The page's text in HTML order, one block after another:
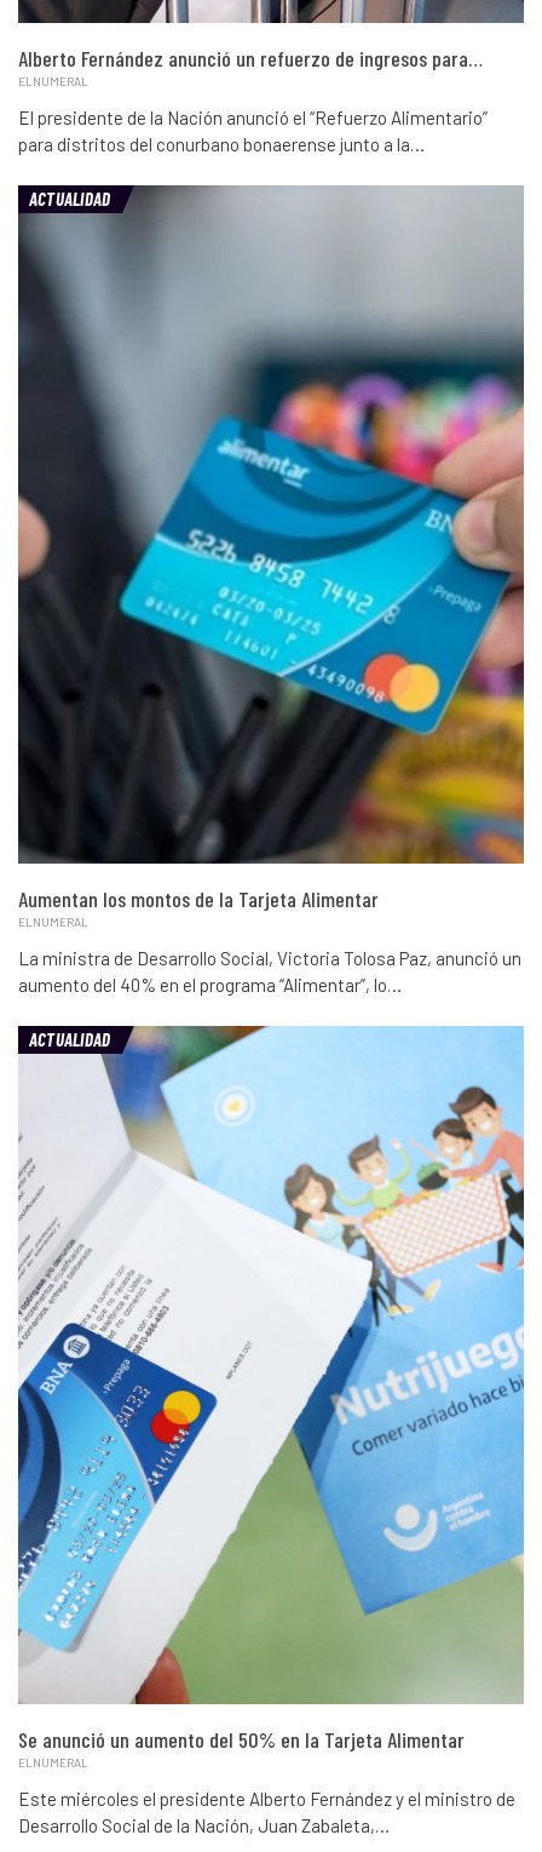
Alberto Fernández anunció un refuerzo de ingresos para…
ELNUMERAL
El presidente de la Nación anunció el “Refuerzo Alimentario”
para distritos del conurbano bonaerense junto a la…
ACTUALIDAD
Aumentan los montos de la Tarjeta Alimentar
ELNUMERAL
La ministra de Desarrollo Social, Victoria Tolosa Paz, anunció un
aumento del 40% en el programa “Alimentar”, lo…
ACTUALIDAD
Se anunció un aumento del 50% en la Tarjeta Alimentar
ELNUMERAL
Este miércoles el presidente Alberto Fernández y el ministro de
Desarrollo Social de la Nación, Juan Zabaleta,…